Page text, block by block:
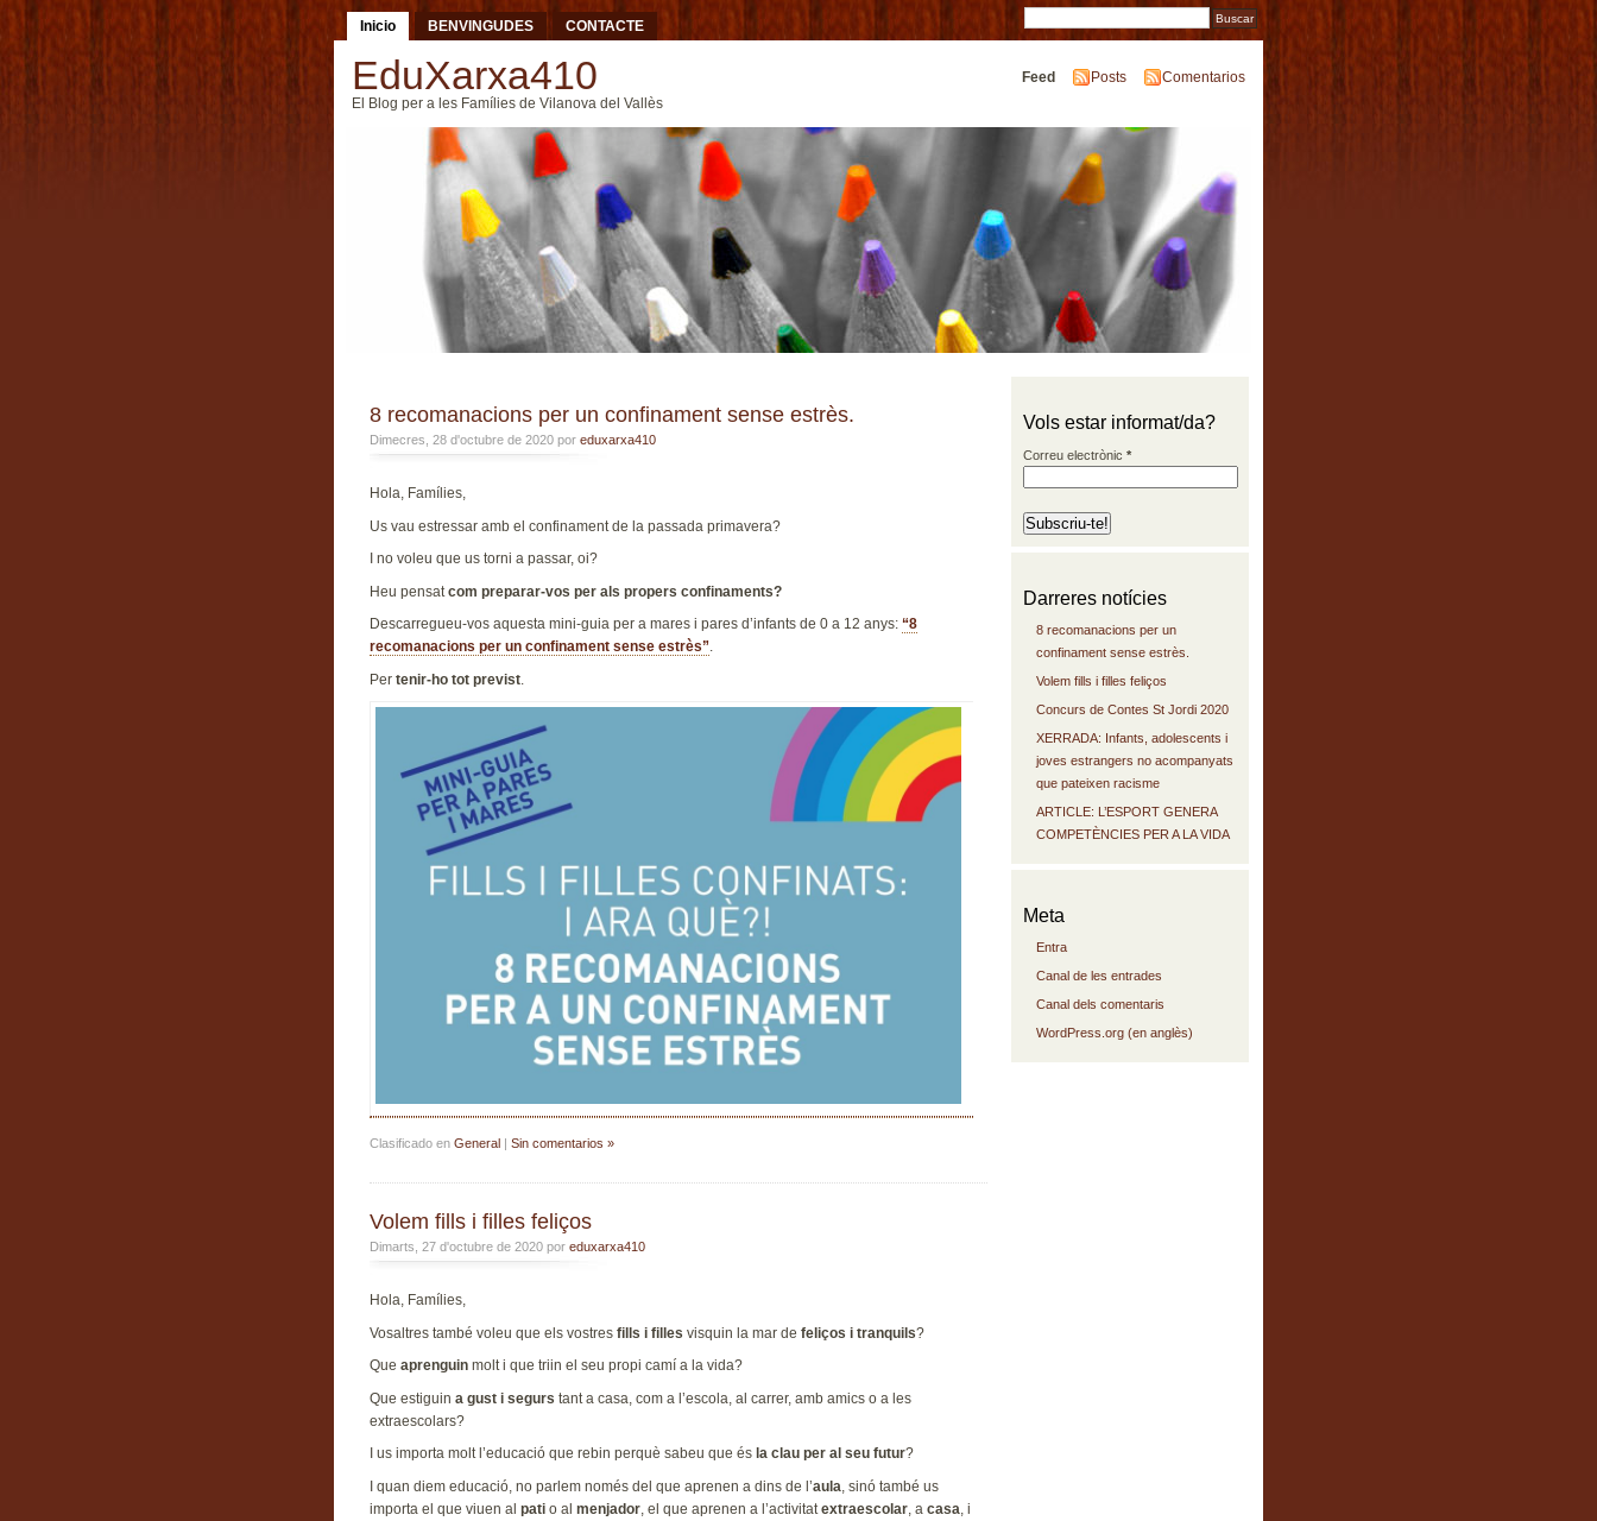
Inicio BENVINGUDES CONTACTE
EduXarxa410
El Blog per a les Famílies de Vilanova del Vallès
Feed Posts Comentarios
8 recomanacions per un confinament sense estrès.
Dimecres, 28 d'octubre de 2020 por eduxarxa410
Hola, Famílies,
Us vau estressar amb el confinament de la passada primavera?
I no voleu que us torni a passar, oi?
Heu pensatcom preparar-vos per als propers confinaments?
Descarregueu-vos aquesta mini-guia per a mares i pares d’infants de 0 a 12 anys: “8
recomanacions per un confinament sense estrès”.
Per tenir-ho tot previst.
Clasificado en General | Sin comentarios »
Volem fills i filles feliços
Dimarts, 27 d'octubre de 2020 por eduxarxa410
Hola, Famílies,
Vosaltres també voleu que els vostres fills i filles visquin la mar de feliços i tranquils?
Que aprenguin molt i que triin el seu propi camí a la vida?
Que estiguin a gust i segurs tant a casa, com a l’escola, al carrer, amb amics o a les
extraescolars?
I us importa molt l’educació que rebin perquè sabeu que és la clau per al seu futur?
I quan diem educació, no parlem només del que aprenen a dins de l’aula , sinó també us
importa el que viuen al pati o al menjador , el que aprenen a l’activitat extraescolar , a casa , i
Vols estar informat/da?
Correu electrònic *
Darreres notícies
8 recomanacions per un
confinament sense estrès.
Volem fills i filles feliços
Concurs de Contes St Jordi 2020
XERRADA: Infants, adolescents i
joves estrangers no acompanyats
que pateixen racisme
ARTICLE: L’ESPORT GENERA
COMPETÈNCIES PER A LA VIDA
Meta
Entra
Canal de les entrades
Canal dels comentaris
WordPress.org (en anglès)